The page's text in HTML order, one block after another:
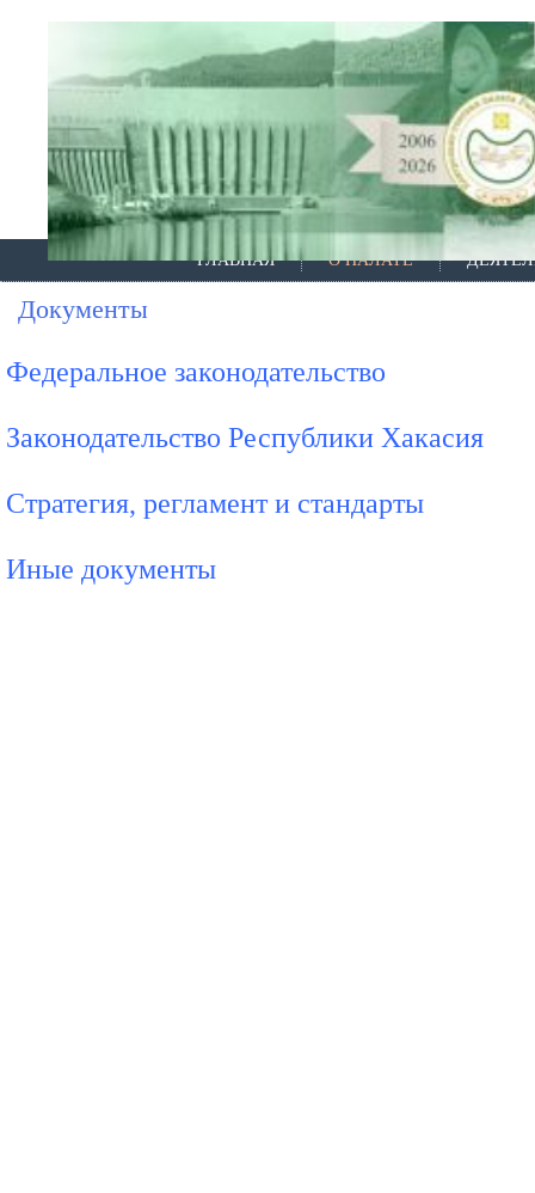
ГЛАВНАЯ О ПАЛАТЕ
Документы
Федеральное законодательство
Законодательство Республики Хакасия
Стратегия, регламент и стандарты
Иные документы